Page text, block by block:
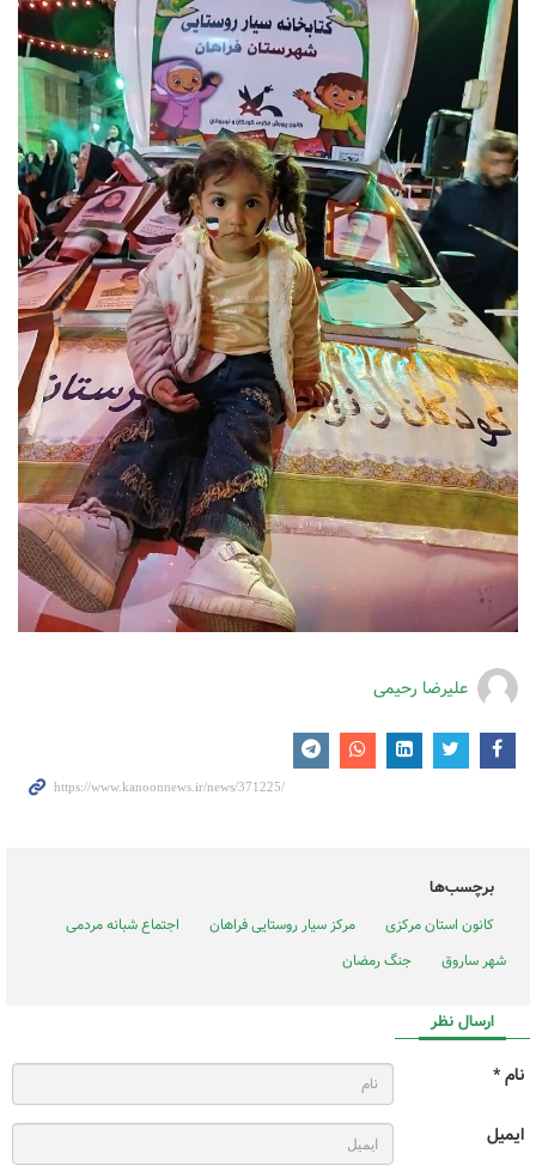
علیرضا رحیمی
برچسب‌ها
کانون استان مرکزی مرکز سیار روستایی فراهان
اجتماع شبانه مردمی
شهر ساروق
جنگ رمضان
ارسال نظر
نام *
ایمیل